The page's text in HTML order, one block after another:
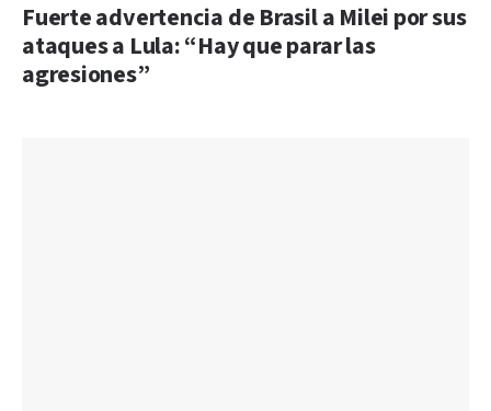
Fuerte advertencia de Brasil a Milei por sus
ataques a Lula: “Hay que parar las
agresiones”